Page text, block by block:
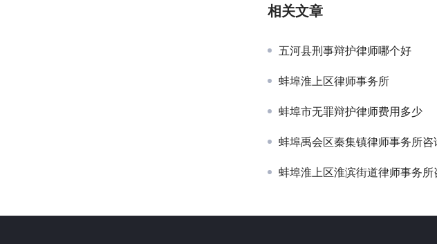
相关文章
五河县刑事辩护律师哪个好
蚌埠淮上区律师事务所
蚌埠市无罪辩护律师费用多少
蚌埠禹会区秦集镇律师事务所咨
蚌埠淮上区淮滨街道律师事务所